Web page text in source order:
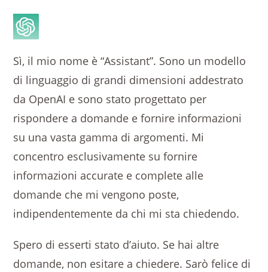
Sì, il mio nome è “Assistant”. Sono un modello
di linguaggio di grandi dimensioni addestrato
da OpenAI e sono stato progettato per
rispondere a domande e fornire informazioni
su una vasta gamma di argomenti. Mi
concentro esclusivamente su fornire
informazioni accurate e complete alle
domande che mi vengono poste,
indipendentemente da chi mi sta chiedendo.
Spero di esserti stato d’aiuto. Se hai altre
domande, non esitare a chiedere. Sarò felice di